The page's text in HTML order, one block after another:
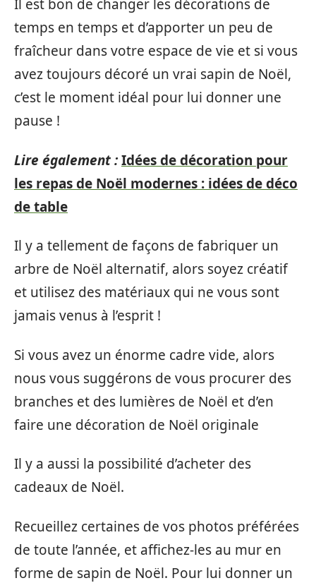
Il est bon de changer les décorations de
temps en temps et d’apporter un peu de
fraîcheur dans votre espace de vie et si vous
avez toujours décoré un vrai sapin de Noël,
c’est le moment idéal pour lui donner une
pause !
Lire également :Idées de décoration pour
les repas de Noël modernes : idées de déco
de table
Il y a tellement de façons de fabriquer un
arbre de Noël alternatif, alors soyez créatif
et utilisez des matériaux qui ne vous sont
jamais venus à l’esprit !
Si vous avez un énorme cadre vide, alors
nous vous suggérons de vous procurer des
branches et des lumières de Noël et d’en
faire une décoration de Noël originale
Il y a aussi la possibilité d’acheter des
cadeaux de Noël.
Recueillez certaines de vos photos préférées
de toute l’année, et affichez-les au mur en
forme de sapin de Noël. Pour lui donner un